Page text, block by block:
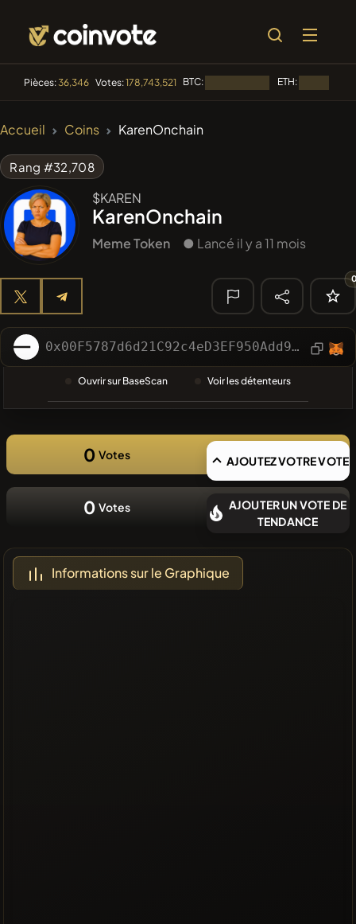
Pièces:36,346 Votes:178,743,521 BTC: ETH:
TENDANCE
Algorithmic Trading
#1
🔎
RÉCENTE
❌Aucune
récente
Accueil Coins KarenOnchain
Rang #32,708
$KAREN
KarenOnchain
Meme Token ● Lancé il y a 11 mois
0x00F5787d6d21C92c4eD3EF950Add920004143B07
Ouvrir sur BaseScan Voir les détenteurs
0 Votes AJOUTEZ VOTRE VOTE
0 Votes
AJOUTER UN VOTE DE
TENDANCE
Informations sur le Graphique